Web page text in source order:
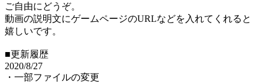
ご自由にどうぞ。
動画の説明文にゲームページのURLなどを入れてくれると
嬉しいです。
■更新履歴
2020/8/27
・一部ファイルの変更